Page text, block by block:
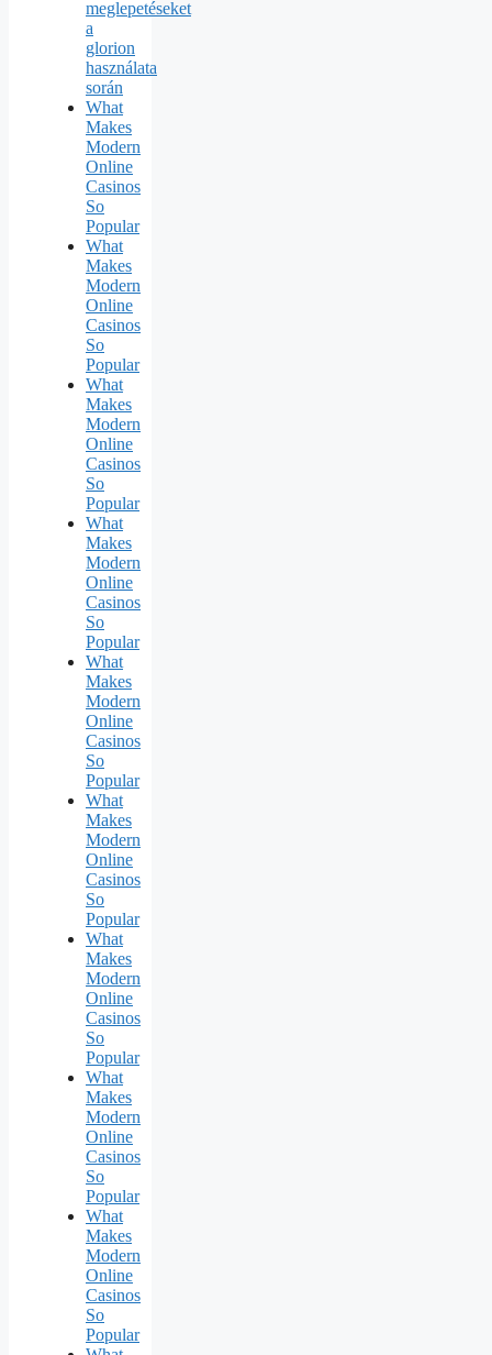
meglepetéseket
a
glorion
használata
során
What
Makes
Modern
Online
Casinos
So
Popular
What
Makes
Modern
Online
Casinos
So
Popular
What
Makes
Modern
Online
Casinos
So
Popular
What
Makes
Modern
Online
Casinos
So
Popular
What
Makes
Modern
Online
Casinos
So
Popular
What
Makes
Modern
Online
Casinos
So
Popular
What
Makes
Modern
Online
Casinos
So
Popular
What
Makes
Modern
Online
Casinos
So
Popular
What
Makes
Modern
Online
Casinos
So
Popular